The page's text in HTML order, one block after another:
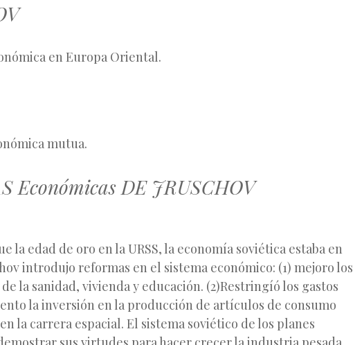
en Europa Oriental.
mutua.
Económicas DE JRUSCHOV
la edad de oro en la URSS, la economía soviética estaba en
introdujo reformas en el sistema económico: (1) mejoro los
la sanidad, vivienda y educación. (2)Restringíó los gastos
la inversión en la producción de artículos de consumo
la carrera espacial. El sistema soviético de los planes